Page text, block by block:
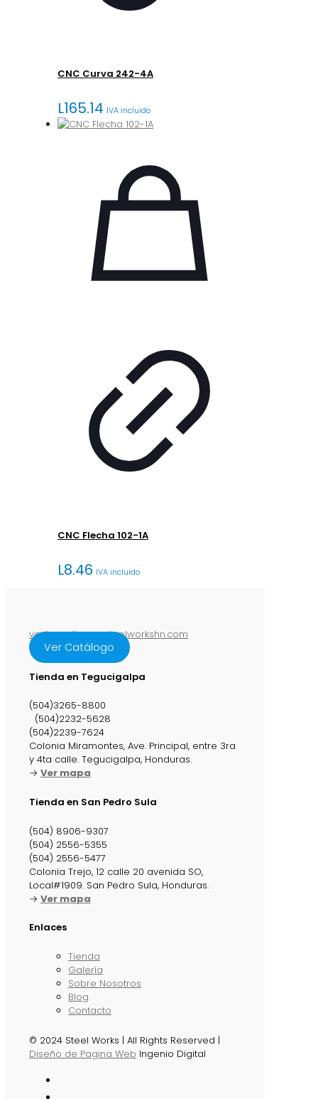
CNC Curva 242-4A
L165.14 IVA incluido
CNC Flecha 102-1A
L8.46 IVA incluido
ventasenlinea@steelworkshn.com
Ver Catálogo
Tienda en Tegucigalpa
(504)3265-8800
(504)2232-5628
(504)2239-7624
Colonia Miramontes, Ave. Principal, entre 3ra
y 4ta calle. Tegucigalpa, Honduras.
→ Ver mapa
Tienda en San Pedro Sula
(504) 8906-9307
(504) 2556-5355
(504) 2556-5477
Colonia Trejo, 12 calle 20 avenida SO,
Local#1909. San Pedro Sula, Honduras.
→ Ver mapa
Enlaces
Tienda
Galería
Sobre Nosotros
Blog
Contacto
© 2024 Steel Works | All Rights Reserved |
Diseño de Pagina Web Ingenio Digital